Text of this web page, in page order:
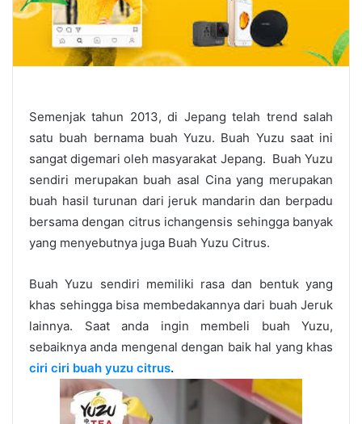
Semenjak tahun 2013, di Jepang telah trend salah
satu buah bernama buah Yuzu. Buah Yuzu saat ini
sangat digemari oleh masyarakat Jepang. Buah Yuzu
sendiri merupakan buah asal Cina yang merupakan
buah hasil turunan dari jeruk mandarin dan berpadu
bersama dengan citrus ichangensis sehingga banyak
yang menyebutnya juga Buah Yuzu Citrus.
Buah Yuzu sendiri memiliki rasa dan bentuk yang
khas sehingga bisa membedakannya dari buah Jeruk
lainnya. Saat anda ingin membeli buah Yuzu,
sebaiknya anda mengenal dengan baik hal yang khas
ciri ciri buah yuzu citrus.